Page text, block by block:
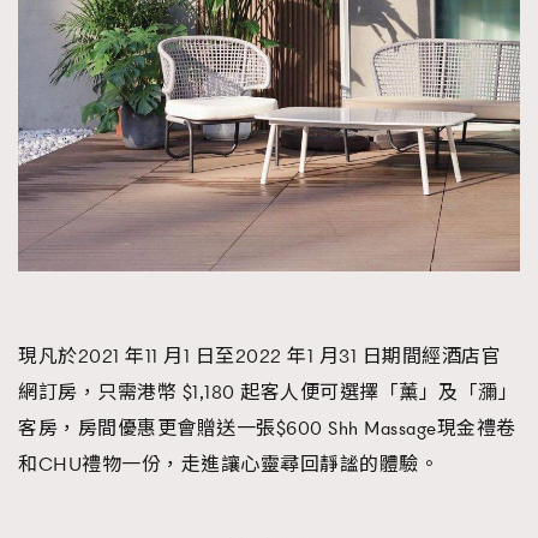
AFrenchMind
DressLikeAParisienne
EmpowerF
FashionWeek FigaroAesthetic
現凡於2021 年11 月1 日至2022 年1 月31 日期間經酒店官
網訂房，只需港幣 $1,180 起客人便可選擇「薰」及「瀰」
客房，房間優惠更會贈送一張$600 Shh Massage現金禮卷
和CHU禮物一份，走進讓心靈尋回靜謐的體驗。